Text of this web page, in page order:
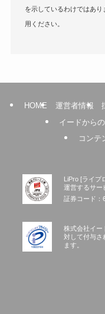
を示しているわけではあ
用ください。
HOME 運営者情報
イードから
コンテ
LiPro [ライ
運営するサー
証券コード：
株式会社イー
対して付与さ
ます。